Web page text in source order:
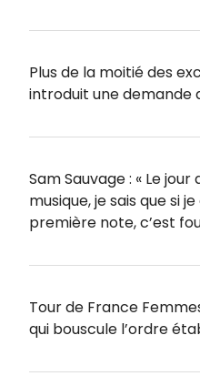
Plus de la moitié des
introduit une demande
Sam Sauvage : « Le
musique, je sais que si
première note, c’est
Tour de France
qui bouscule l’ordre